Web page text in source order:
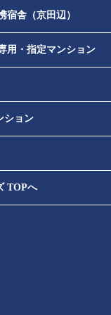
宿舎（京田辺）
用・指定マンション
ション
TOPへ